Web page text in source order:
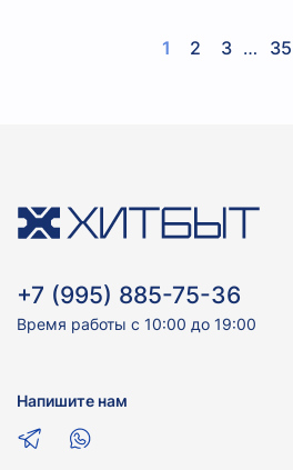
1 2 3 … 35
+7 (995) 885-75-36
Время работы с 10:00 до 19:00
Напишите нам